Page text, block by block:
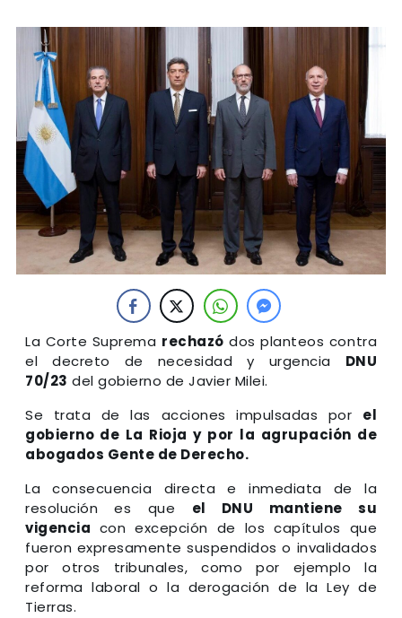
La Corte Suprema rechazó dos planteos contra
el decreto de necesidad y urgencia DNU
70/23 del gobierno de Javier Milei.
Se trata de las acciones impulsadas por el
gobierno de La Rioja y por la agrupación de
abogados Gente de Derecho.
La consecuencia directa e inmediata de la
resolución es que el DNU mantiene su
vigencia con excepción de los capítulos que
fueron expresamente suspendidos o invalidados
por otros tribunales, como por ejemplo la
reforma laboral o la derogación de la Ley de
Tierras.